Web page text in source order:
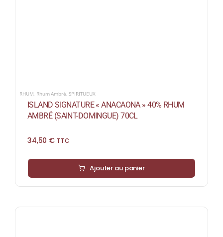
RHUM Rhum Ambré ,SPIRITUEUX
ISLAND SIGNATURE « ANACAONA » 40% RHUM
AMBRÉ (SAINT-DOMINGUE) 70CL
34,50 € TTC
Ajouter au panier